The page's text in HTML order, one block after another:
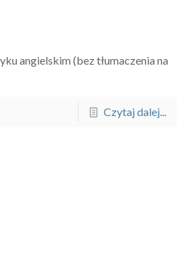
angielskim (bez tłumaczenia na
Czytaj dalej...